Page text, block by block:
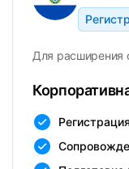
Для расширения